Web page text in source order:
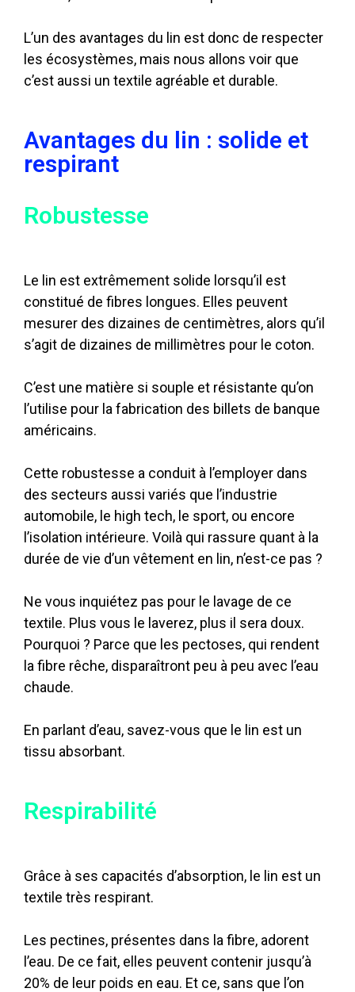
L’un des avantages du lin est donc de respecter
les écosystèmes, mais nous allons voir que
c’est aussi un textile agréable et durable.
Avantages du lin : solide et
respirant
Robustesse
Le lin est extrêmement solide lorsqu’il est
constitué de fibres longues. Elles peuvent
mesurer des dizaines de centimètres, alors qu’il
s’agit de dizaines de millimètres pour le coton.
C’est une matière si souple et résistante qu’on
l’utilise pour la fabrication des billets de banque
américains.
Cette robustesse a conduit à l’employer dans
des secteurs aussi variés que l’industrie
automobile, le high tech, le sport, ou encore
l’isolation intérieure. Voilà qui rassure quant à la
durée de vie d’un vêtement en lin, n’est-ce pas ?
Ne vous inquiétez pas pour le lavage de ce
textile. Plus vous le laverez, plus il sera doux.
Pourquoi ? Parce que les pectoses, qui rendent
la fibre rêche, disparaîtront peu à peu avec l’eau
chaude.
En parlant d’eau, savez-vous que le lin est un
tissu absorbant.
Respirabilité
Grâce à ses capacités d’absorption, le lin est un
textile très respirant.
Les pectines, présentes dans la fibre, adorent
l’eau. De ce fait, elles peuvent contenir jusqu’à
20% de leur poids en eau. Et ce, sans que l’on